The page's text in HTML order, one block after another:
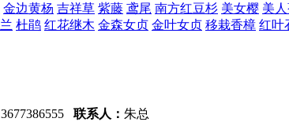
金边黄杨 吉祥草 紫藤 鸢尾 南方红豆杉 美女樱 美
杜鹃 红花继木 金森女贞 金叶女贞 移栽香樟 红叶
联系人： 朱总